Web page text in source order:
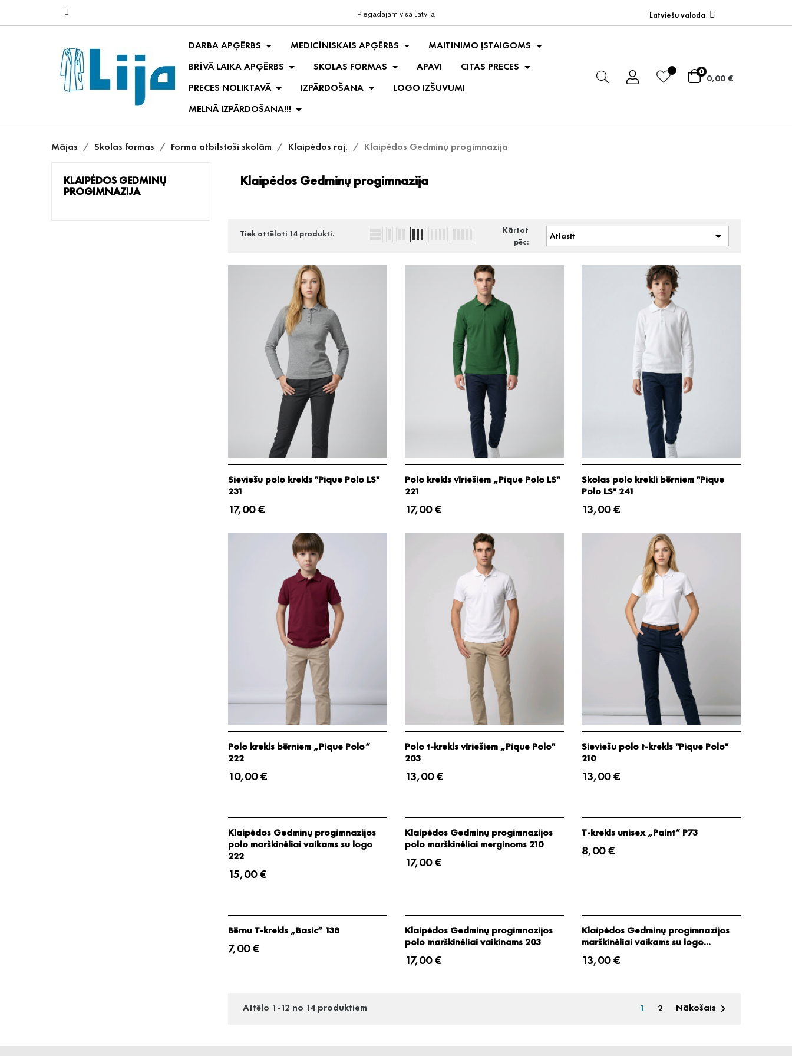
Piegādājam visā Latvijā Latviešu valoda
DARBA APĢĒRBS MEDICĪNISKAIS APĢĒRBS
MAITINIMO ĮSTAIGOMS
BRĪVĀ LAIKA APĢĒRBS
SKOLAS FORMAS APAVI
CITAS PRECES
PRECES NOLIKTAVĀ
IZPĀRDOŠANA
LOGO IZŠUVUMI
MELNĀ IZPĀRDOŠANA!!!
0
0,00 €
Mājas Skolas formas Forma atbilstoši skolām Klaipėdos raj. Klaipėdos Gedminų progimnazija
KLAIPĖDOS GEDMINŲ
PROGIMNAZIJA
Klaipėdos Gedminų progimnazija
Tiek attēloti 14 produkti.
Kārtot
pēc:
Atlasīt 
Sieviešu polo krekls "Pique Polo LS"
231
17,00 €
Polo krekls vīriešiem „Pique Polo LS"
221
17,00 €
Skolas polo krekli bērniem "Pique
Polo LS" 241
13,00 €
Polo krekls bērniem „Pique Polo“
222
10,00 €
Polo t-krekls vīriešiem „Pique Polo"
203
13,00 €
Sieviešu polo t-krekls "Pique Polo"
210
13,00 €
Klaipėdos Gedminų progimnazijos
polo marškinėliai vaikams su logo
222
15,00 €
Klaipėdos Gedminų progimnazijos
polo marškinėliai merginoms 210
17,00 €
T-krekls unisex „Paint“ P73
8,00 €
Bērnu T-krekls „Basic“ 138
7,00 €
Klaipėdos Gedminų progimnazijos
polo marškinėliai vaikinams 203
17,00 €
Klaipėdos Gedminų progimnazijos
marškinėliai vaikams su logo...
13,00 €
Attēlo 1-12 no 14 produktiem 1 2 Nākošais 